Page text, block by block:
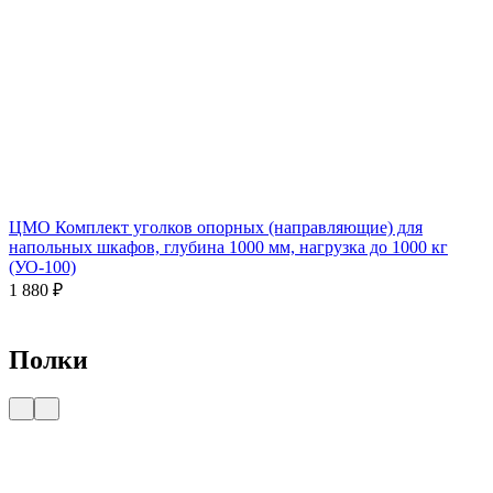
ЦМО Комплект уголков опорных (направляющие) для
напольных шкафов, глубина 1000 мм, нагрузка до 1000 кг
(УО-100)
1 880 ₽
Полки